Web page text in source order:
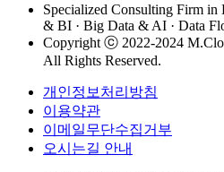
Specialized Consulting Firm
& BI · Big Data & AI · Data
Copyright ⓒ 2022-2024
All Rights Reserved.
개인정보처리방침
이용약관
이메일무단수집거부
오시는길 안내